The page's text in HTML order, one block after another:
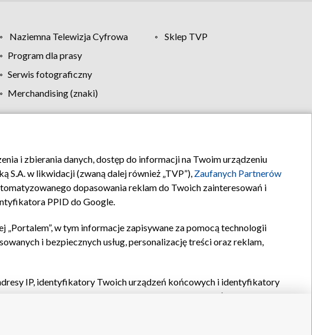
Naziemna Telewizja Cyfrowa
Sklep TVP
Program dla prasy
Serwis fotograficzny
Merchandising (znaki)
Biuro reklamy Kontakt
i zbierania danych, dostęp do informacji na Twoim urządzeniu
S.A. w likwidacji (zwaną dalej również „TVP”), Zaufanych Partnerów
dopasowania reklam do Twoich zainteresowań i
PPID do Google.
„Portalem”, w tym informacje zapisywane za pomocą technologii
i bezpiecznych usług, personalizację treści oraz reklam,
IP, identyfikatory Twoich urządzeń końcowych i identyfikatory
oraz pozostałych
wyboru podstawowych reklam, wyboru spersonalizowanych
treści, pomiaru wydajności reklam, pomiaru wydajności